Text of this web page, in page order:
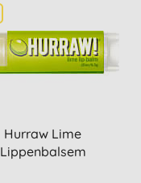
Hurraw Lime
Lippenbalsem